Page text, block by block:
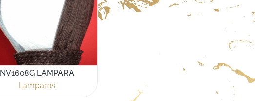
NV1608G LAMPARA
Lamparas